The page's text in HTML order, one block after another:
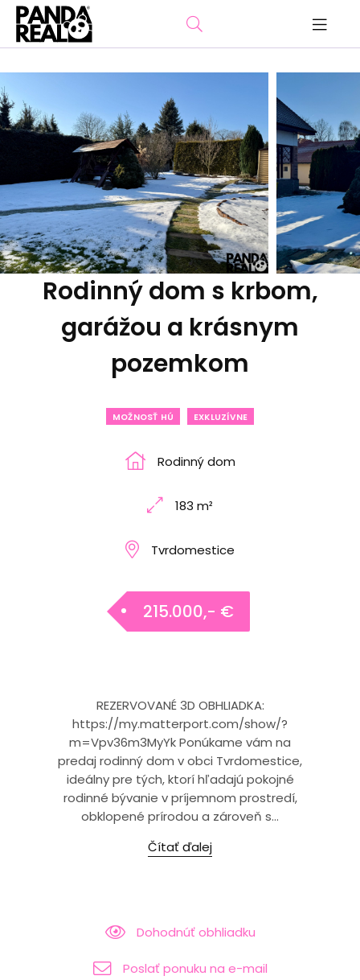
Rodinný dom s krbom,
garážou a krásnym
pozemkom
MOŽNOSŤ HÚ EXKLUZÍVNE
Rodinný dom
183 m²
Tvrdomestice
215.000,- €
REZERVOVANÉ 3D OBHLIADKA:
https://my.matterport.com/show/?
m=Vpv36m3MyYk Ponúkame vám na
predaj rodinný dom v obci Tvrdomestice,
ideálny pre tých, ktorí hľadajú pokojné
rodinné bývanie v príjemnom prostredí,
obklopené prírodou a zároveň s...
Čítať ďalej
Dohodnúť obhliadku
Poslať ponuku na e-mail